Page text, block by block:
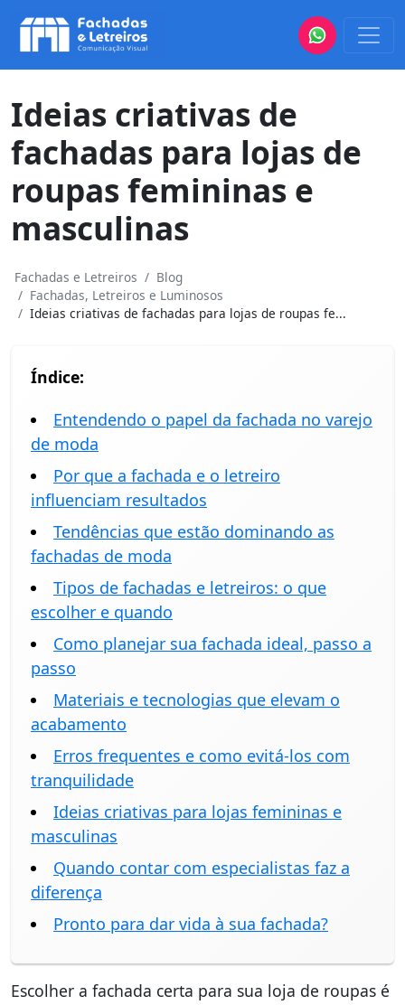
Ideias criativas de
fachadas para lojas de
roupas femininas e
masculinas
Fachadas e Letreiros
Blog
Fachadas, Letreiros e Luminosos
Ideias criativas de fachadas para lojas de roupas fe...
Índice:
Entendendo o papel da fachada no varejo
de moda
Por que a fachada e o letreiro
influenciam resultados
Tendências que estão dominando as
fachadas de moda
Tipos de fachadas e letreiros: o que
escolher e quando
Como planejar sua fachada ideal, passo a
passo
Materiais e tecnologias que elevam o
acabamento
Erros frequentes e como evitá-los com
tranquilidade
Ideias criativas para lojas femininas e
masculinas
Quando contar com especialistas faz a
diferença
Pronto para dar vida à sua fachada?
Escolher a fachada certa para sua loja de roupas é